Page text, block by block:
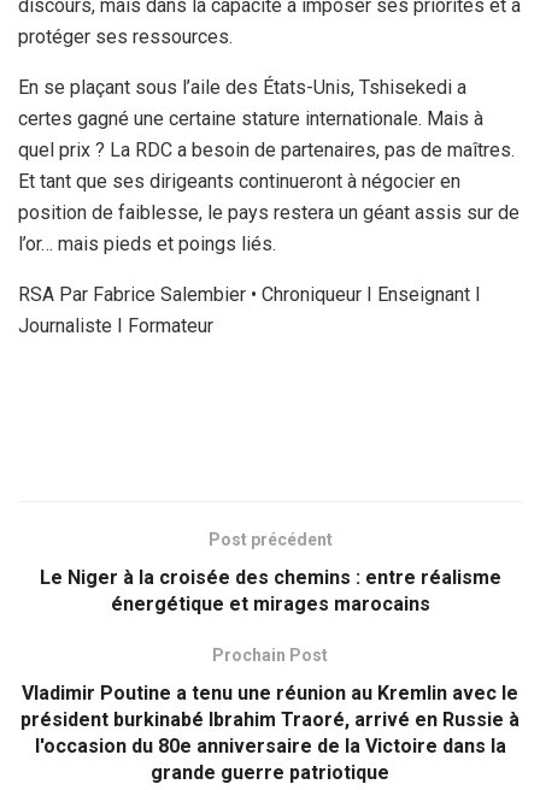
discours, mais dans la capacité à imposer ses priorités et à
protéger ses ressources.
En se plaçant sous l’aile des États-Unis, Tshisekedi a
certes gagné une certaine stature internationale. Mais à
quel prix ? La RDC a besoin de partenaires, pas de maîtres.
Et tant que ses dirigeants continueront à négocier en
position de faiblesse, le pays restera un géant assis sur de
l’or… mais pieds et poings liés.
RSA Par Fabrice Salembier • Chroniqueur I Enseignant I
Journaliste I Formateur
Post précédent
Le Niger à la croisée des chemins : entre réalisme
énergétique et mirages marocains
Prochain Post
Vladimir Poutine a tenu une réunion au Kremlin avec le
président burkinabé Ibrahim Traoré, arrivé en Russie à
l'occasion du 80e anniversaire de la Victoire dans la
grande guerre patriotique